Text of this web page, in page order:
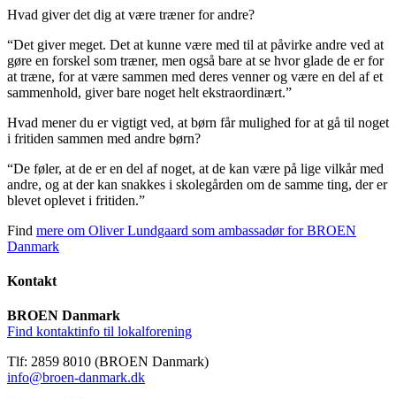
Hvad giver det dig at være træner for andre?
“Det giver meget. Det at kunne være med til at påvirke andre ved at
gøre en forskel som træner, men også bare at se hvor glade de er for
at træne, for at være sammen med deres venner og være en del af et
sammenhold, giver bare noget helt ekstraordinært.”
Hvad mener du er vigtigt ved, at børn får mulighed for at gå til noget
i fritiden sammen med andre børn?
“De føler, at de er en del af noget, at de kan være på lige vilkår med
andre, og at der kan snakkes i skolegården om de samme ting, der er
blevet oplevet i fritiden.”
Find mere om Oliver Lundgaard som ambassadør for BROEN
Danmark
Kontakt
BROEN Danmark
Find kontaktinfo til lokalforening
Tlf: 2859 8010 (BROEN Danmark)
info@broen-danmark.dk